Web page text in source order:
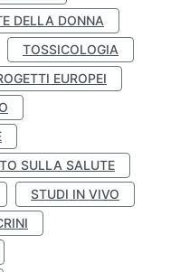
DELLA DONNA
TOSSICOLOGIA
EUROPEI
SULLA SALUTE
STUDI IN VIVO